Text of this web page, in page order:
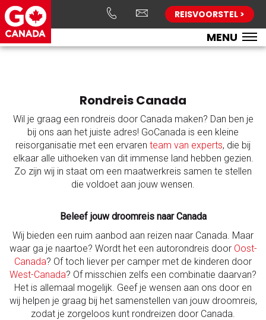
REISVOORSTEL >
MENU
Rondreis Canada
Wil je graag een rondreis door Canada maken? Dan ben je
bij ons aan het juiste adres! GoCanada is een kleine
reisorganisatie met een ervaren team van experts, die bij
elkaar alle uithoeken van dit immense land hebben gezien.
Zo zijn wij in staat om een maatwerkreis samen te stellen
die voldoet aan jouw wensen.
Beleef jouw droomreis naar Canada
Wij bieden een ruim aanbod aan reizen naar Canada. Maar
waar ga je naartoe? Wordt het een autorondreis door Oost-
Canada? Of toch liever per camper met de kinderen door
West-Canada? Of misschien zelfs een combinatie daarvan?
Het is allemaal mogelijk. Geef je wensen aan ons door en
wij helpen je graag bij het samenstellen van jouw droomreis,
zodat je zorgeloos kunt rondreizen door Canada.
Verwijder alle zoekopties